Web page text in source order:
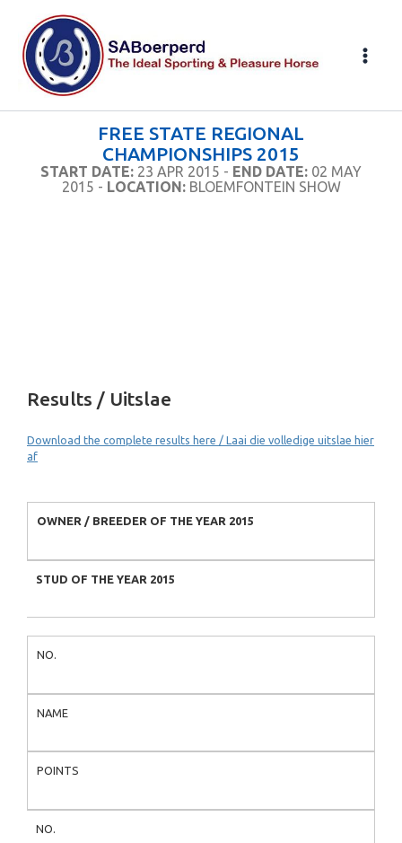
content
FREE STATE REGIONAL
CHAMPIONSHIPS 2015
START DATE: 23 APR 2015 - END DATE: 02 MAY
2015 - LOCATION:BLOEMFONTEIN SHOW
Results / Uitslae
Download the complete results here / Laai die volledige uitslae hier
af
OWNER / BREEDER OF THE YEAR 2015
STUD OF THE YEAR 2015
NO.
NAME
POINTS
NO.